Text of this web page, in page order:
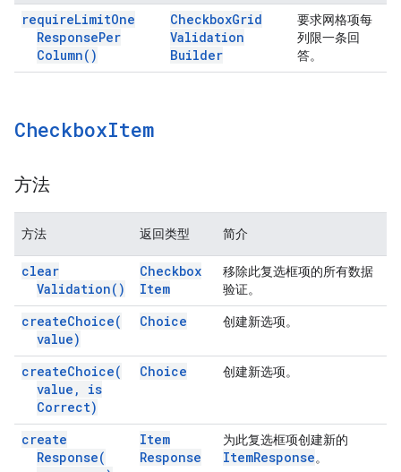
requireLimitOne
ResponsePer
Column( )
CheckboxGrid
Validation
Builder
要求网格项每
列限一条回
答。
CheckboxItem
方法
方法 返回类型 简介
clear
Validation( )
Checkbox
Item
移除此复选框项的所有数据
验证。
createChoice(
value)
Choice 创建新选项。
createChoice(
value ,
is
Correct)
Choice 创建新选项。
create
Response(
Item
Response
为此复选框项创建新的
ItemResponse。